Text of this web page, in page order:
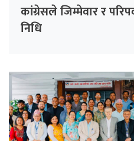
कांग्रेसले जिम्मेवार र
निधि